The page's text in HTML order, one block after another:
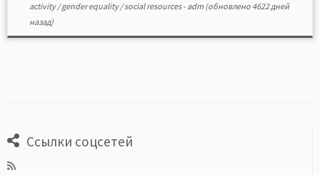
activity/gender equality/social resources- adm(обновлено 4622 дней
назад)
Ссылки соцсетей